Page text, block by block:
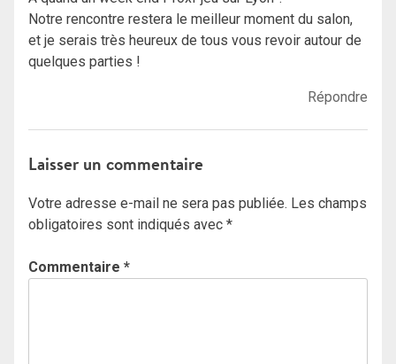
Notre rencontre restera le meilleur moment du salon,
et je serais très heureux de tous vous revoir autour de
quelques parties !
Répondre
Laisser un commentaire
Votre adresse e-mail ne sera pas publiée. Les champs
obligatoires sont indiqués avec *
Commentaire *